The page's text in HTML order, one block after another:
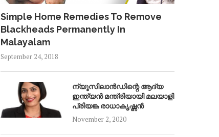
Simple Home Remedies To Remove
Blackheads Permanently In
Malayalam
September 24, 2018
ന്യൂസിലാൻഡിന്റെ ആദ്യ
ഇന്ത്യൻ മന്ത്രിയായി മലയാളി
പ്രിയങ്ക രാധാകൃഷ്ണൻ
November 2, 2020